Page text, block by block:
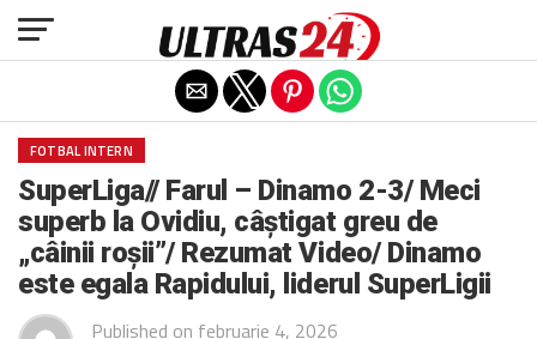
FOTBAL INTERN
SuperLiga// Farul – Dinamo 2-3/ Meci
superb la Ovidiu, câștigat greu de
„câinii roșii”/ Rezumat Video/ Dinamo
este egala Rapidului, liderul SuperLigii
Published on februarie 4, 2026
Exit mobile version